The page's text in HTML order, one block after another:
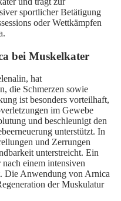
sportlicher Betätigung
oder Wettkämpfen
bei Muskelkater
hat
die Schmerzen sowie
ist besonders vorteilhaft,
im Gewebe
und beschleunigt den
unterstützt. In
und Zerrungen
unterstreicht. Ein
einem intensiven
Die Anwendung von Arnica
der Muskulatur